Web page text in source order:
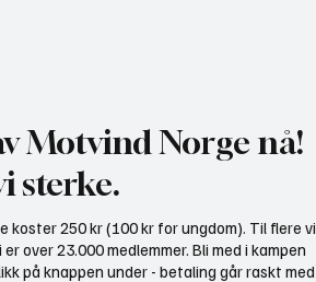
Motvind Norge nå!
sterke.
koster 250 kr (100 kr for ungdom). Til flere vi
over 23.000 medlemmer. Bli med i kampen
på knappen under - betaling går raskt med